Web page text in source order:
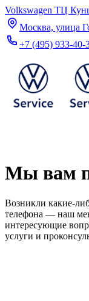
Volkswagen ТЦ
Москва, улица
+7 (495) 933-40-
Мы вам
Возникли какие-
телефона — наш
интересующие
услуги и